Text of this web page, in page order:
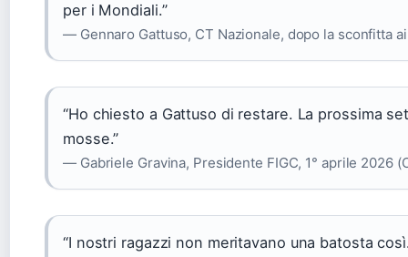
per i Mondiali.”
— Gennaro Gattuso, CT Nazionale, dopo la sconfitta
“Ho chiesto a Gattuso di restare. La prossima
mosse.”
— Gabriele Gravina, Presidente FIGC, 1° aprile 2026
“I nostri ragazzi non meritavano una batosta